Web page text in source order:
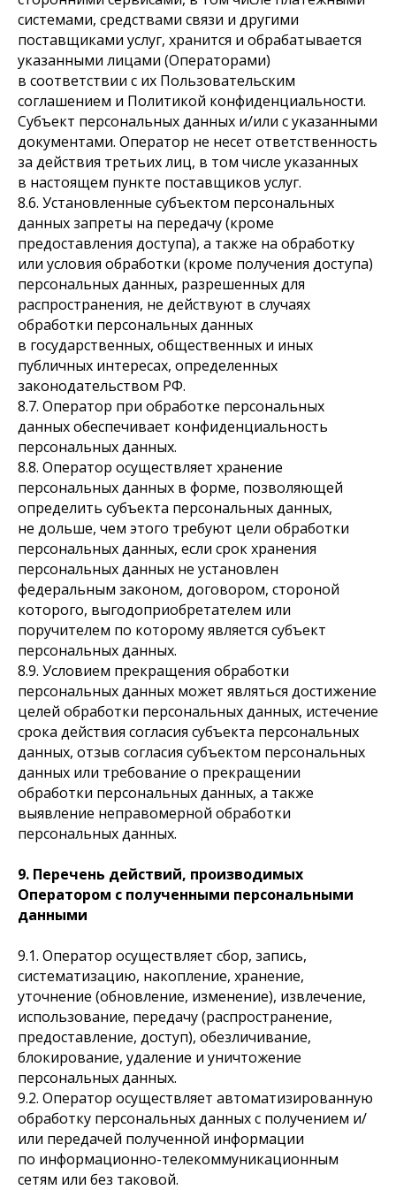
системами, средствами связи и другими
поставщиками услуг, хранится и обрабатывается
указанными лицами (Операторами)
в соответствии с их Пользовательским
соглашением и Политикой конфиденциальности.
Субъект персональных данных и/или с указанными
документами. Оператор не несет ответственность
за действия третьих лиц, в том числе указанных
в настоящем пункте поставщиков услуг.
8.6. Установленные субъектом персональных
данных запреты на передачу (кроме
предоставления доступа), а также на обработку
или условия обработки (кроме получения доступа)
персональных данных, разрешенных для
распространения, не действуют в случаях
обработки персональных данных
в государственных, общественных и иных
публичных интересах, определенных
законодательством РФ.
8.7. Оператор при обработке персональных
данных обеспечивает конфиденциальность
персональных данных.
8.8. Оператор осуществляет хранение
персональных данных в форме, позволяющей
определить субъекта персональных данных,
не дольше, чем этого требуют цели обработки
персональных данных, если срок хранения
персональных данных не установлен
федеральным законом, договором, стороной
которого, выгодоприобретателем или
поручителем по которому является субъект
персональных данных.
8.9. Условием прекращения обработки
персональных данных может являться достижение
целей обработки персональных данных, истечение
срока действия согласия субъекта персональных
данных, отзыв согласия субъектом персональных
данных или требование о прекращении
обработки персональных данных, а также
выявление неправомерной обработки
персональных данных.
9. Перечень действий, производимых
Оператором с полученными персональными
данными
9.1. Оператор осуществляет сбор, запись,
систематизацию, накопление, хранение,
уточнение (обновление, изменение), извлечение,
использование, передачу (распространение,
предоставление, доступ), обезличивание,
блокирование, удаление и уничтожение
персональных данных.
9.2. Оператор осуществляет автоматизированную
обработку персональных данных с получением и/
или передачей полученной информации
по информационно-телекоммуникационным
сетям или без таковой.